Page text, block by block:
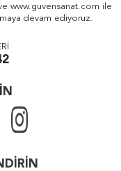
ve www.guvensanat.com ile
devam ediyoruz.